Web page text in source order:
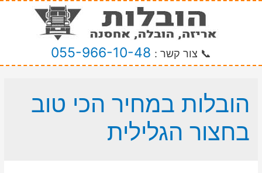
📞 צור קשר : 055-966-10-48
הובלות במחיר הכי טוב
בחצור הגלילית